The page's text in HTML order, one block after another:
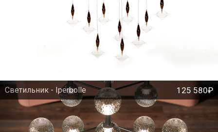
Светильник - Iperbolle 125 580₽